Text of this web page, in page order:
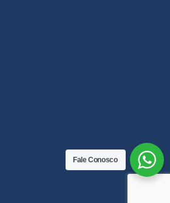
Fale Conosco